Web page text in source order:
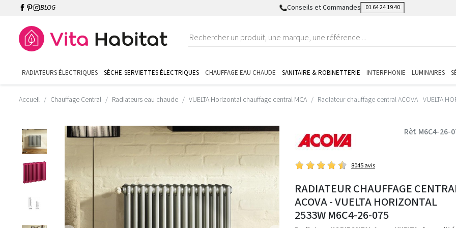
BLOG Conseils et Commandes 01 64 24 19 40
RADIATEURS ÉLECTRIQUES SÈCHE-SERVIETTES ÉLECTRIQUES CHAUFFAGE EAU CHAUDE SANITAIRE & ROBINETTERIE INTERPHONIE LUMINAIRES
Accueil Chauffage Central Radiateurs eau chaude VUELTA Horizontal chauffage central MCA Radiateur chauffage central ACOVA - VUELTA
Rèf. M6C4-26-
8045 avis
RADIATEUR CHAUFFAGE
ACOVA - VUELTA HORIZONTAL
2533W M6C4-26-075